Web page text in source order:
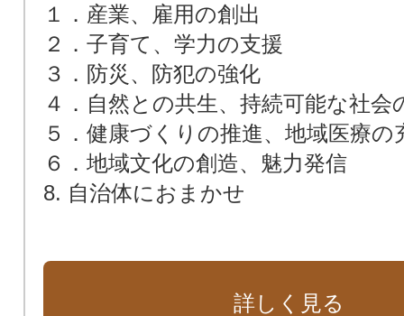
１．産業、雇用の創出
２．子育て、学力の支援
３．防災、防犯の強化
４．自然との共生、持続可能な社会
５．健康づくりの推進、地域医療の
６．地域文化の創造、魅力発信
8. 自治体におまかせ
詳しく見る